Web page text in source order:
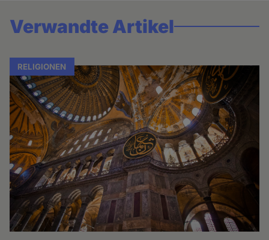
Verwandte Artikel
RELIGIONEN